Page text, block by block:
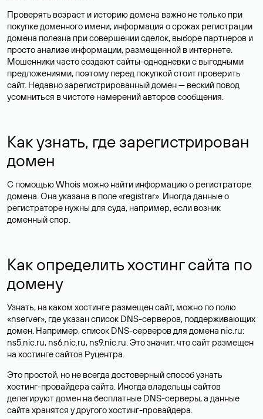
Проверять возраст и историю домена важно не только при
покупке доменного имени, информация о сроках регистрации
домена полезна при совершении сделок, выборе партнеров и
просто анализе информации, размещенной в интернете.
Мошенники часто создают сайты-однодневки с выгодными
предложениями, поэтому перед покупкой стоит проверить
сайт. Недавно зарегистрированный домен — веский повод
усомниться в чистоте намерений авторов сообщения.
Как узнать, где зарегистрирован
домен
С помощью Whois можно найти информацию о регистраторе
домена. Она указана в поле «registrar». Иногда данные о
регистраторе нужны для суда, например, если возник
доменный спор.
Как определить хостинг сайта по
домену
Узнать, на каком хостинге размещен сайт, можно по полю
«nserver», где указан список DNS-серверов, поддерживающих
домен. Например, список DNS-серверов для домена nic.ru:
ns5.nic.ru, ns6.nic.ru, ns9.nic.ru. Это значит, что сайт размещен
на хостинге сайтов Руцентра.
Это простой, но не всегда достоверный способ узнать
хостинг-провайдера сайта. Иногда владельцы сайтов
делегируют домен на бесплатные DNS-серверы, а данные
сайта хранятся у другого хостинг-провайдера.